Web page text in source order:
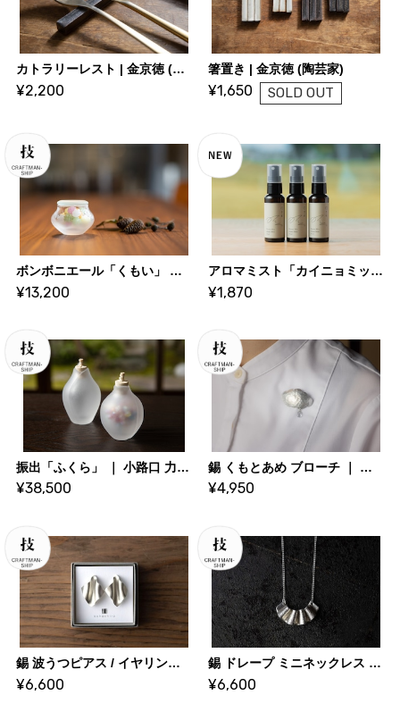
カトラリーレスト | 金京徳 (陶芸家)
¥2,200
箸置き | 金京徳 (陶芸家)
¥1,650 SOLD OUT
ボンボニエール「くもい」 ｜ 小路口 力恵 (ガラス作家)
¥13,200
アロマミスト「カイニョミックス」2025 Autumn｜水と匠オリジナル
¥1,870
振出「ふくら」 ｜ 小路口 力恵 (ガラス作家)
¥38,500
錫 くもとあめ ブローチ ｜ 大寺幸八郎商店・KOHACHIRO 博選堂
¥4,950
錫 波うつピアス / イヤリング ｜ 大寺幸八郎商店・KOHACHIRO 博選堂
¥6,600
錫 ドレープ ミニネックレス ｜ 大寺幸八郎商店・KOHACHIRO 博選堂
¥6,600